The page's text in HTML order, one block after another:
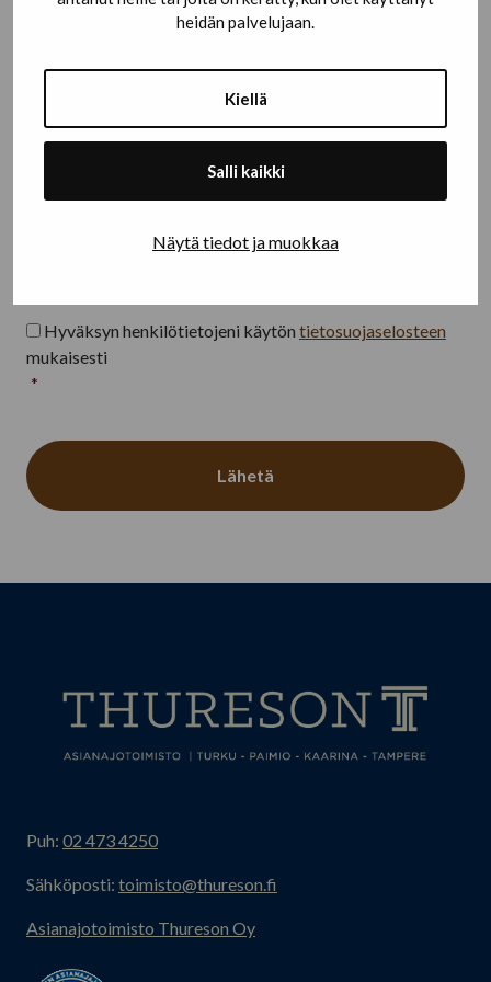
heidän palvelujaan.
Kiellä
Salli kaikki
Näytä tiedot ja muokkaa
Minulle saa jatkossa lähettää tarjouksia ja
Tietosuojaseloste *
Hyväksyn henkilötietojeni käytön tietosuojaselosteen
mukaisesti
*
Puh: 02 473 4250
Sähköposti: toimisto@thureson.fi
Asianajotoimisto Thureson Oy